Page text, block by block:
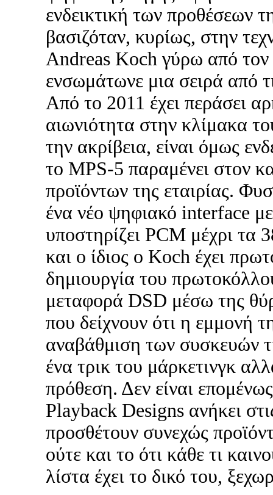
ενδεικτική των προθέσεων
βασιζόταν, κυρίως, στην
Andreas Koch γύρω από τον
ενσωμάτωνε μια σειρά από
Από το 2011 έχει περάσει
αιωνιότητα στην κλίμακα
την ακρίβεια, είναι όμως
το MPS-5 παραμένει στον
προϊόντων της εταιρίας.
ένα νέο ψηφιακό interface
υποστηρίζει PCM μέχρι τα
και ο ίδιος ο Koch έχει
δημιουργία του
μεταφορά DSD μέσω της
που δείχνουν ότι η εμμονή
αναβάθμιση των συσκευών
ένα τρικ του μάρκετινγκ
πρόθεση. Δεν είναι
Playback Designs ανήκει
προσθέτουν συνεχώς
ούτε και το ότι κάθε τι
λίστα έχει το δικό του,